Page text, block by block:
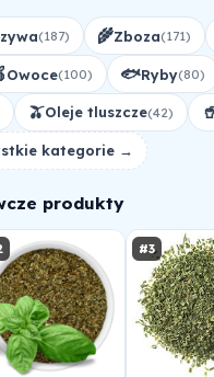
(187) 🌾Zboza(171)
Owoce(100) 🐟Ryby(80)
🫒Oleje tluszcze(42) 🥤
kategorie →
produkty
#3